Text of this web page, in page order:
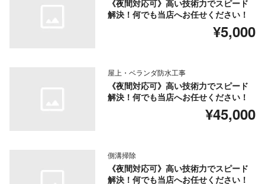
《夜間対応可》高い技術力でスピード
解決！何でも当店へお任せください！
¥5,000
屋上・ベランダ防水工事
《夜間対応可》高い技術力でスピード
解決！何でも当店へお任せください！
¥45,000
側溝掃除
《夜間対応可》高い技術力でスピード
解決！何でも当店へお任せください！